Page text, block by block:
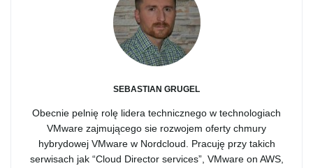
SEBASTIAN GRUGEL
Obecnie pelnię rolę lidera technicznego w technologiach
VMware zajmującego sie rozwojem oferty chmury
hybrydowej VMware w Nordcloud. Pracuję przy takich
serwisach jak “Cloud Director services”, VMware on AWS,